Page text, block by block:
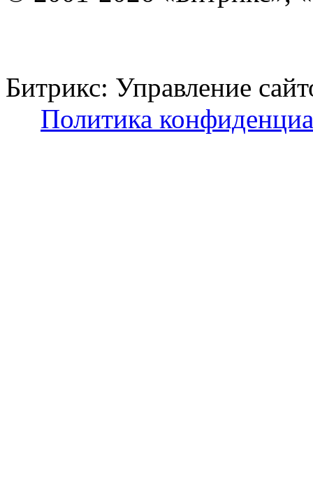
Битрикс: Управление
Политика